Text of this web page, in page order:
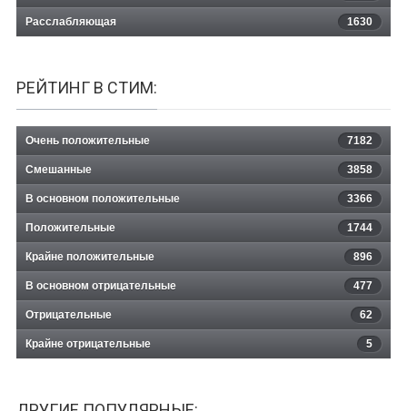
Расслабляющая 1630
РЕЙТИНГ В СТИМ:
Очень положительные 7182
Смешанные 3858
В основном положительные 3366
Положительные 1744
Крайне положительные 896
В основном отрицательные 477
Отрицательные 62
Крайне отрицательные 5